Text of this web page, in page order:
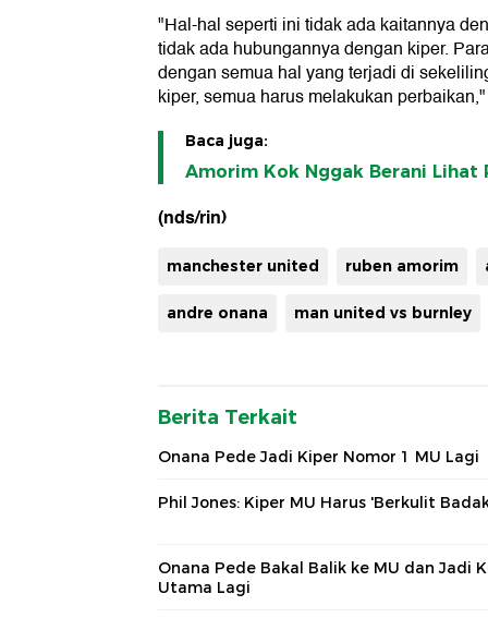
"Hal-hal seperti ini tidak ada kaitannya
tidak ada hubungannya dengan kiper.
dengan semua hal yang terjadi di
kiper, semua harus melakukan
Baca juga:
Amorim Kok Nggak Berani Lihat
(nds/rin)
manchester united ruben amorim
andre onana man united vs burnley
Berita Terkait
Onana Pede Jadi Kiper Nomor 1 MU Lagi
Phil Jones: Kiper MU Harus 'Berkulit
Onana Pede Bakal Balik ke MU dan Jadi
Utama Lagi